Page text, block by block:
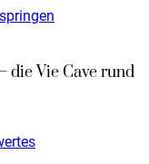
die Vie Cave rund